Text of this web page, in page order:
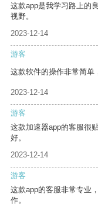
这款app是我学习路上的
视野。
2023-12-14
游客
这款软件的操作非常简单
2023-12-14
游客
这款加速器app的客服很
好。
2023-12-14
游客
这款app的客服非常专业
作。